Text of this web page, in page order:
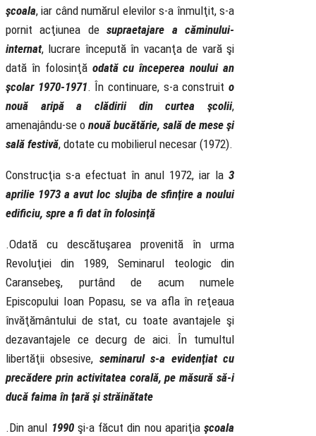
şcoala, iar când numărul elevilor s-a înmulţit, s-a
pornit acţiunea desupraetajare a căminului-
internat, lucrare începută în vacanţa de vară şi
dată în folosinţă odată cu începerea noului an
şcolar 1970-1971. În continuare, s-a construito
nouă aripă a clădirii din curtea şcolii,
amenajându-se o nouă bucătărie, sală de mese şi
sală festivă, dotate cu mobilierul necesar (1972).
Construcţia s-a efectuat în anul 1972, iar la 3
aprilie 1973 a avut loc slujba de sfinţire a noului
edificiu, spre a fi dat în folosinţă
.Odată cu descătuşarea provenită în urma
Revoluţiei din 1989, Seminarul teologic din
Caransebeş, purtând de acum numele
Episcopului Ioan Popasu, se va afla în reţeaua
învăţământului de stat, cu toate avantajele şi
dezavantajele ce decurg de aici. În tumultul
libertăţii obsesive, seminarul s-a evidenţiat cu
precădere prin activitatea corală, pe măsură să-i
ducă faima în ţară şi străinătate
.Din anul 1990şi-a făcut din nou apariţia şcoala